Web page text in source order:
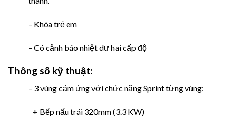
– Khóa trẻ em
– Có cảnh báo nhiệt dư hai cấp độ
Thông số kỹ thuật:
– 3 vùng cảm ứng với chức năng Sprint từng vùng:
+ Bếp nấu trái 320mm (3.3 KW)